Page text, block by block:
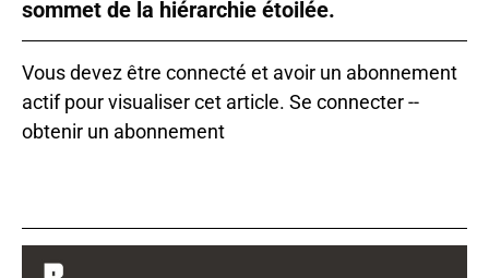
sommet de la hiérarchie étoilée.
Vous devez être connecté et avoir un abonnement
actif pour visualiser cet article. Se connecter--
obtenir un abonnement